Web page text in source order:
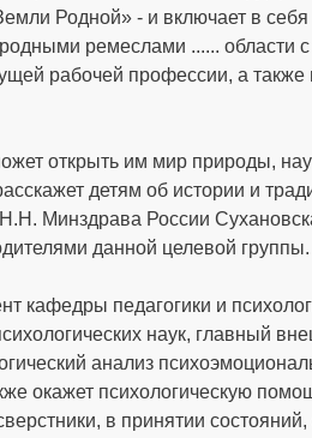
Родной» - и включает в
ремеслами ...... области
рабочей профессии, а также
открыть им мир природы,
детям об истории и
Минздрава России
данной целевой
кафедры педагогики и
наук, главный
анализ
окажет психологическую
в принятии